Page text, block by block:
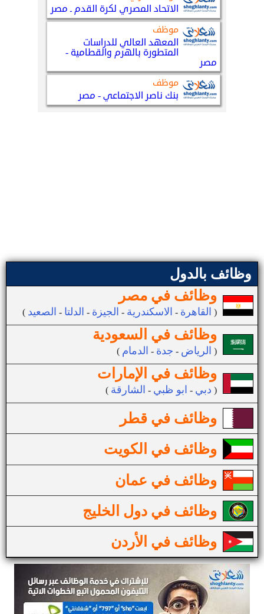
وظائف بالدول
وظائف في مصر
( القاهرة - الاسكندرية - الجيزة - الدلتا - الصعيد )
وظائف في السعودية
( الرياض - جدة - الدمام )
وظائف في الإمارات
( دبي - ابو ظبي - الشارقة )
وظائف في قطر
وظائف في الكويت
وظائف في عمان
وظائف في دول الخليج
وظائف في الأردن